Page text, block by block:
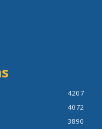
4207
4072
3890